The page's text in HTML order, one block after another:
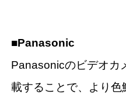
■Panasonic
Panasonicのビデオカ
載することで、より